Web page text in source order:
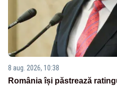
8 aug. 2026, 10:38
România își păstrează